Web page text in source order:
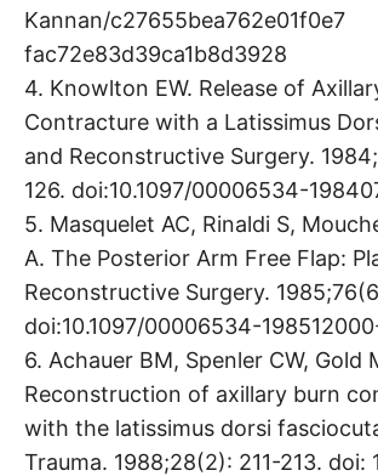
Kannan/c27655bea762e01f0e7
fac72e83d39ca1b8d3928
4. Knowlton EW. Release of
Contracture with a Latissimus
and Reconstructive Surgery.
126. doi:10.1097/00006534-
5. Masquelet AC, Rinaldi S,
A. The Posterior Arm Free Flap:
Reconstructive Surgery.
doi:10.1097/00006534-
6. Achauer BM, Spenler CW, Gold
Reconstruction of axillary burn
with the latissimus dorsi
Trauma. 1988;28(2): 211-213. doi: